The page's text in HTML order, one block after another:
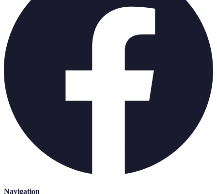
Navigation